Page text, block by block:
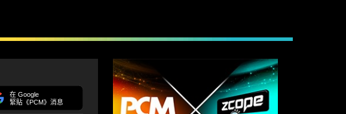
在 Google
緊貼《PCM》消息